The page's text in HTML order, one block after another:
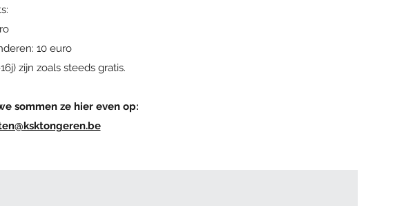
10 euro
zijn zoals steeds gratis.
sommen ze hier even op: